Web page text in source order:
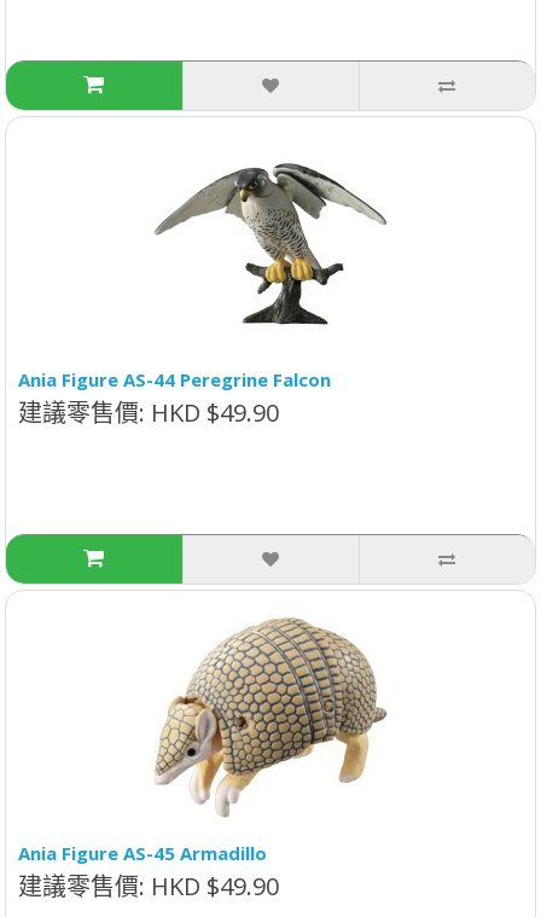
Ania Figure AS-44 Peregrine Falcon
建議零售價: HKD $49.90
Ania Figure AS-45 Armadillo
建議零售價: HKD $49.90